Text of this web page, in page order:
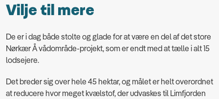
Vilje til mere
De er i dag både stolte og glade for at være en del af det store
Nørkær Å vådområde-projekt, som er endt med at tælle i alt 15
lodsejere.
Det breder sig over hele 45 hektar, og målet er helt overordnet
at reducere hvor meget kvælstof, der udvaskes til Limfjorden